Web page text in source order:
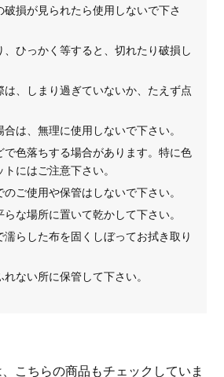
損が見られたら使用しないで下さ
、ひっかく等すると、切れたり破損し
は、しまり過ぎていないか、たえず点
は、無理に使用しないで下さい。
で色落ちする場合があります。特に色
にはご注意下さい。
ご使用や保管はしないで下さい。
な場所に置いて乾かして下さい。
濡らした布を固くしぼってお拭き取り
ない所に保管して下さい。
こちらの商品もチェックしていま